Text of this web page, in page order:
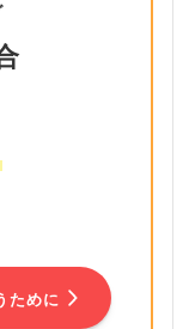
ために